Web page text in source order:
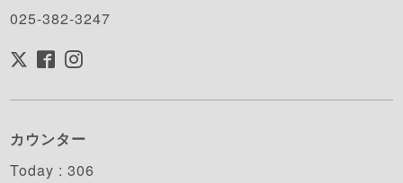
025-382-3247
カウンター
Today :306